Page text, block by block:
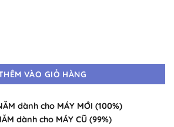
Mới · Chính Hãng Chuẩn Zin · Đầy Đủ Màu
VÀO GIỎ HÀNG
dành cho MÁY MỚI (100%)
dành cho MÁY CŨ (99%)